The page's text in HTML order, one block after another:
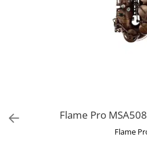
Stabilizatoare de tensiune UPS si
Microfoane de broadcast
Microfoane de instrumente
Flame Pro
Flame